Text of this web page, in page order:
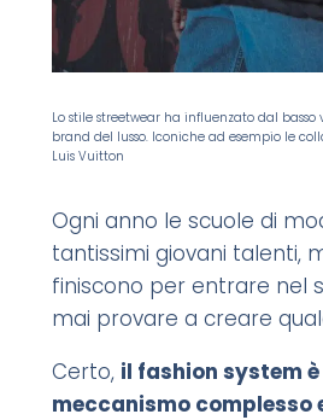
Lo stile streetwear ha influenzato dal basso
brand del lusso. Iconiche ad esempio le
Luis Vuitton
Ogni anno le scuole di
tantissimi giovani talenti,
finiscono per entrare nel
mai provare a creare
Certo, il fashion system
meccanismo complesso